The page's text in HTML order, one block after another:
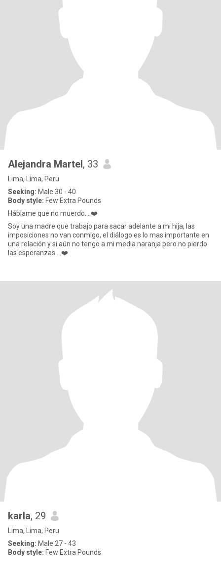
Alejandra Martel, 33
Lima, Lima, Peru
Seeking: Male 30 - 40
Body style: Few Extra Pounds
Háblame que no muerdo....❤️
Soy una madre que trabajo para sacar adelante a mi hija, las
imposiciones no van conmigo, el diálogo es lo mas importante en
una relación y si aún no tengo a mi media naranja pero no pierdo
las esperanzas....❤️
karla, 29
Lima, Lima, Peru
Seeking: Male 27 - 43
Body style: Few Extra Pounds